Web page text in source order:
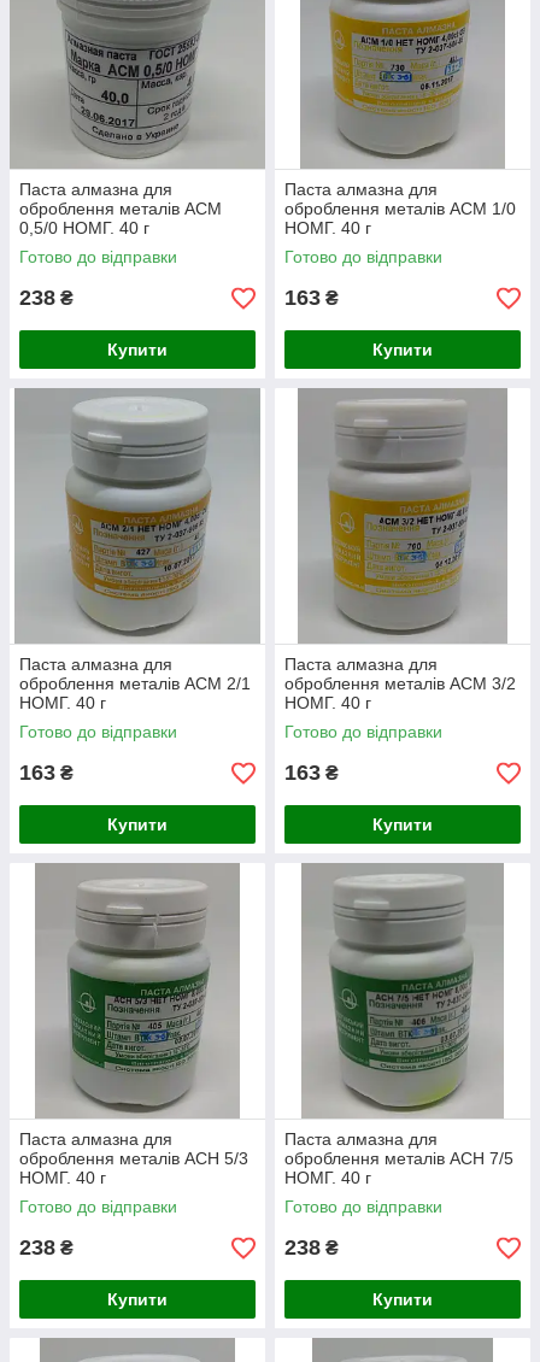
Паста алмазна для
оброблення металів АСМ
0,5/0 НОМГ. 40 г
Готово до відправки
238 ₴
Купити
Паста алмазна для
оброблення металів АСМ 1/0
НОМГ. 40 г
Готово до відправки
163 ₴
Купити
Паста алмазна для
оброблення металів АСМ 2/1
НОМГ. 40 г
Готово до відправки
163 ₴
Купити
Паста алмазна для
оброблення металів АСМ 3/2
НОМГ. 40 г
Готово до відправки
163 ₴
Купити
Паста алмазна для
оброблення металів АСН 5/3
НОМГ. 40 г
Готово до відправки
238 ₴
Купити
Паста алмазна для
оброблення металів АСН 7/5
НОМГ. 40 г
Готово до відправки
238 ₴
Купити